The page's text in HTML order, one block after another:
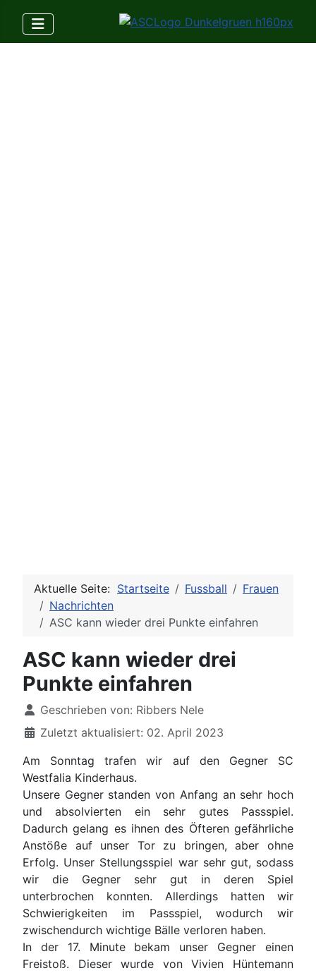
Aktuelle Seite: Startseite Fussball
Frauen
Nachrichten
ASC kann wieder drei Punkte einfahren
ASC kann wieder drei
Punkte einfahren
DetailsGeschrieben von: Ribbers Nele
Zuletzt aktualisiert: 02. April 2023
Am Sonntag trafen wir auf den Gegner SC
Westfalia Kinderhaus.
Unsere Gegner standen von Anfang an sehr hoch
und absolvierten ein sehr gutes Passspiel.
Dadurch gelang es ihnen des Öfteren gefährliche
Anstöße auf unser Tor zu bringen, aber ohne
Erfolg. Unser Stellungsspiel war sehr gut, sodass
wir die Gegner sehr gut in deren Spiel
unterbrochen konnten. Allerdings hatten wir
Schwierigkeiten im Passspiel, wodurch wir
zwischendurch wichtige Bälle verloren haben.
In der 17. Minute bekam unser Gegner einen
Freistoß. Dieser wurde von Vivien Hüntemann